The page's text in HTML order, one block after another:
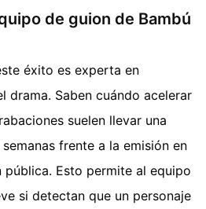
de guion de Bambú
éxito es experta en
drama. Saben cuándo acelerar
suelen llevar una
frente a la emisión en
Esto permite al equipo
si detectan que un personaje